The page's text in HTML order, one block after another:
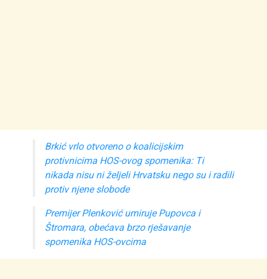
Brkić vrlo otvoreno o koalicijskim
protivnicima HOS-ovog spomenika: Ti
nikada nisu ni željeli Hrvatsku nego su i radili
protiv njene slobode
Premijer Plenković umiruje Pupovca i
Štromara, obećava brzo rješavanje
spomenika HOS-ovcima